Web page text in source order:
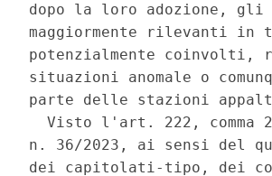
dopo la loro adozione,
maggiormente rilevanti in
potenzialmente
situazioni anomale o
parte delle stazioni
Visto l'art. 222, comma
n. 36/2023, ai sensi del
dei capitolati-tipo, dei